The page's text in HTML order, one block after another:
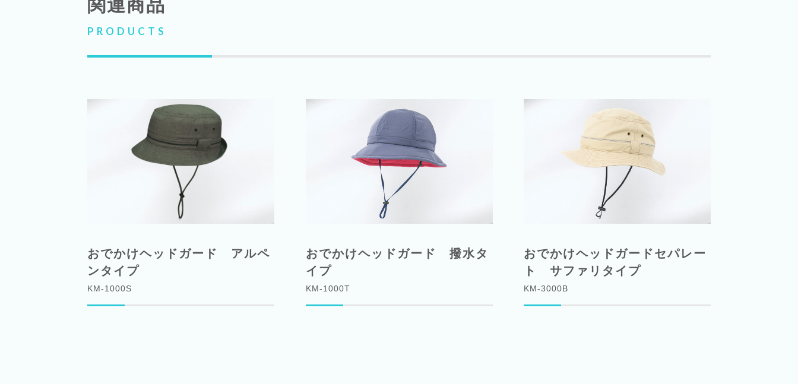
関連商品
PRODUCTS
おでかけヘッドガード アルペ
ンタイプ
KM-1000S
おでかけヘッドガード 撥水タ
イプ
KM-1000T
おでかけヘッドガードセパレー
ト サファリタイプ
KM-3000B